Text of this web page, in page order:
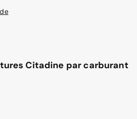
Citadine par carburant